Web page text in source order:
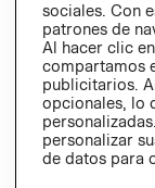
Chile ($)
sociales. Con
patrones de
Al hacer clic
compartamos
publicitarios.
opcionales, lo
personalizar
de datos para